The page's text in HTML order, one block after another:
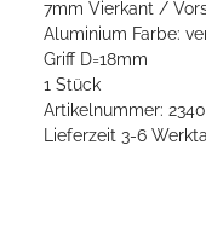
7mm Vierkant /
Aluminium Farbe:
Griff D=18mm
1 Stück
Artikelnummer:
Lieferzeit 3-6